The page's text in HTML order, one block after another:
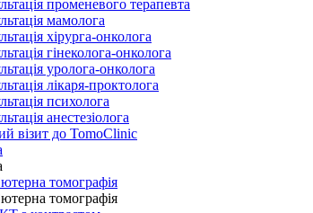
променевого терапевта
мамолога
хірурга-онколога
гінеколога-онколога
уролога-онколога
лікаря-проктолога
психолога
анестезіолога
візит до TomoClinic
томографія
томографія